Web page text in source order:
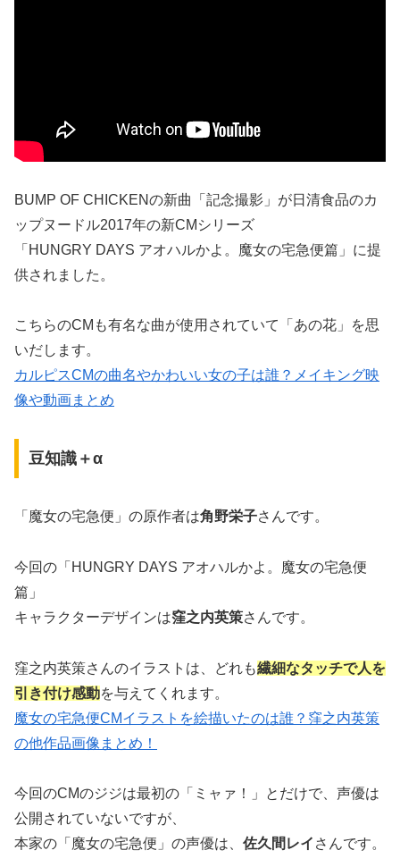
BUMP OF CHICKENの新曲「記念撮影」が日清食品のカ
ップヌードル2017年の新CMシリーズ
「HUNGRY DAYS アオハルかよ。魔女の宅急便篇」に提
供されました。
こちらのCMも有名な曲が使用されていて「あの花」を思
いだします。
カルピスCMの曲名やかわいい女の子は誰？メイキング映
像や動画まとめ
豆知識＋α
「魔女の宅急便」の原作者は角野栄子さんです。
今回の「HUNGRY DAYS アオハルかよ。魔女の宅急便
篇」
キャラクターデザインは窪之内英策さんです。
窪之内英策さんのイラストは、どれも繊細なタッチで人を
引き付け感動を与えてくれます。
魔女の宅急便CMイラストを絵描いたのは誰？窪之内英策
の他作品画像まとめ！
今回のCMのジジは最初の「ミャァ！」とだけで、声優は
公開されていないですが、
本家の「魔女の宅急便」の声優は、 佐久間レイ さんです。